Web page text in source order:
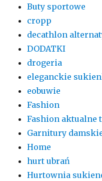
Buty sportowe
cropp
decathlon
DODATKI
drogeria
eleganckie
eobuwie
Fashion
Fashion aktualne
Garnitury
Home
hurt ubrań
Hurtownia